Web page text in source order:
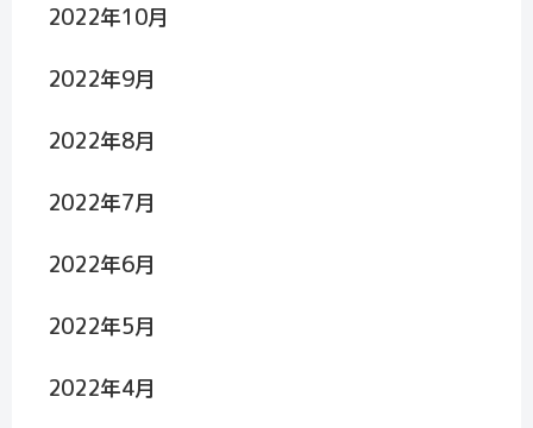
2022年10月
2022年9月
2022年8月
2022年7月
2022年6月
2022年5月
2022年4月